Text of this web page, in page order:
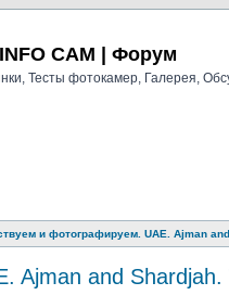
INFO CAM | Форум
Тесты фотокамер, Галерея,
и фотографируем. UAE. Ajman
and Shardjah.